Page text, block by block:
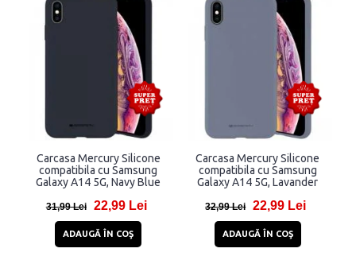
Carcasa Mercury Silicone
compatibila cu Samsung
Galaxy A14 5G, Navy Blue
31,99 Lei 22,99 Lei
ADAUGĂ ÎN COŞ
Carcasa Mercury Silicone
compatibila cu Samsung
Galaxy A14 5G, Lavander
32,99 Lei 22,99 Lei
ADAUGĂ ÎN COŞ